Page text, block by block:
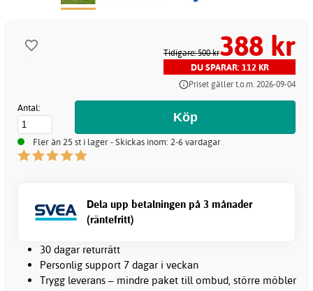
Tidigare: 500 kr388 kr
DU SPARAR: 112 KR
Priset gäller t.o.m. 2026-09-04
Antal:
Fler än 25 st i lager - Skickas inom: 2-6 vardagar
Dela upp betalningen på 3 månader
(räntefritt)
30 dagar returrätt
Personlig support 7 dagar i veckan
Trygg leverans – mindre paket till ombud, större möbler